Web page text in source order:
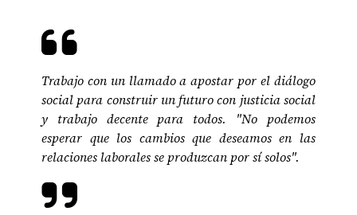
Trabajo con un llamado a apostar por el diálogo
social para construir un futuro con justicia social
y trabajo decente para todos. "No podemos
esperar que los cambios que deseamos en las
relaciones laborales se produzcan por sí solos".